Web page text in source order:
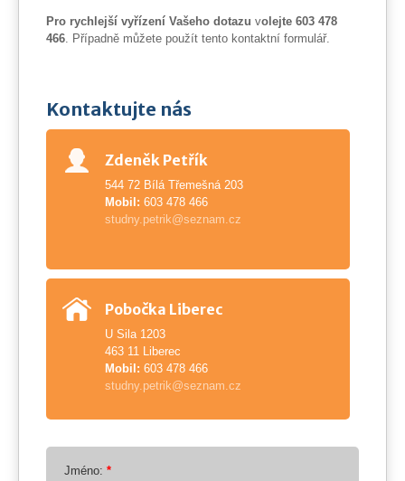
Kontaktujte nás
Zdeněk Petřík
544 72 Bílá Třemešná 203
Mobil: 603 478 466
studny.petrik@seznam.cz
Pobočka Liberec
U Sila 1203
463 11 Liberec
Mobil: 603 478 466
studny.petrik@seznam.cz
Pro rychlejší vyřízení Vašeho dotazu volejte 603 478
466 . Případně můžete použít tento kontaktní formulář.
Jméno: *